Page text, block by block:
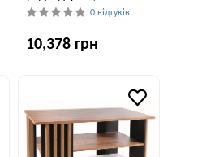
0 відгуків
10,378 грн